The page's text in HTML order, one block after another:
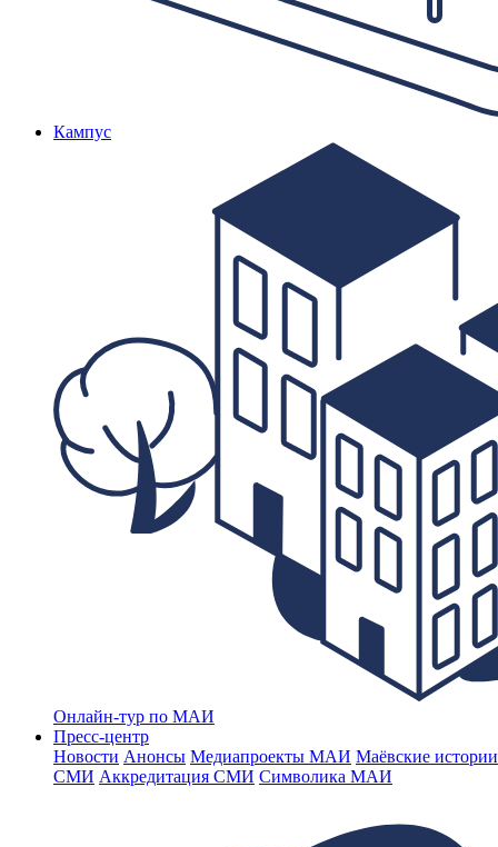
Кампус
Онлайн-тур по МАИ
Пресс-центр
Новости Анонсы Медиапроекты МАИ Маёвские
СМИ Аккредитация СМИ Символика МАИ